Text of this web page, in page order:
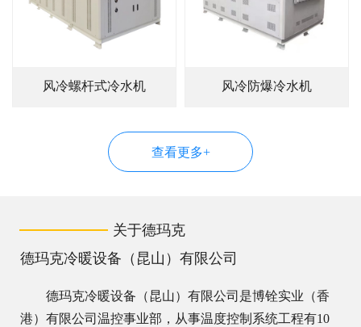
风冷螺杆式冷水机 风冷防爆冷水机
查看更多+
关于德玛克
德玛克冷暖设备（昆山）有限公司
德玛克冷暖设备（昆山）有限公司是博铨实业（香
港）有限公司温控事业部，从事温度控制系统工程有10